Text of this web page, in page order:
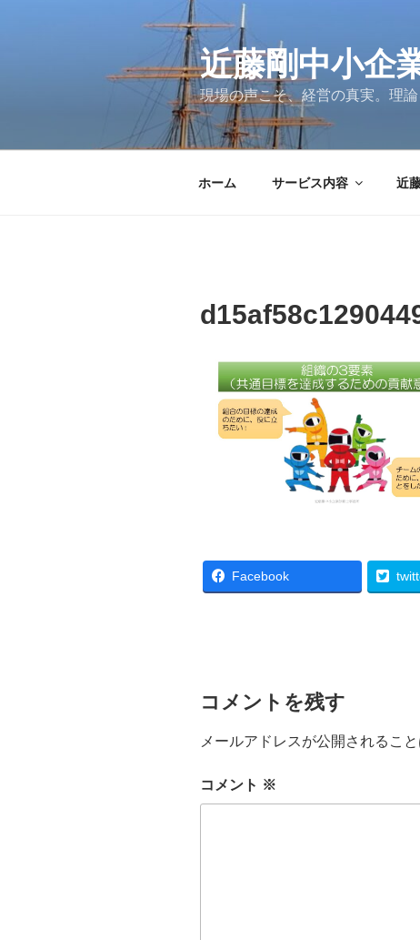
近藤剛中小企
現場の声こそ、経営の真実。理論
ホーム サービス内容 近
Facebook
コメントを残す
メールアドレスが公開されること
コメント ※